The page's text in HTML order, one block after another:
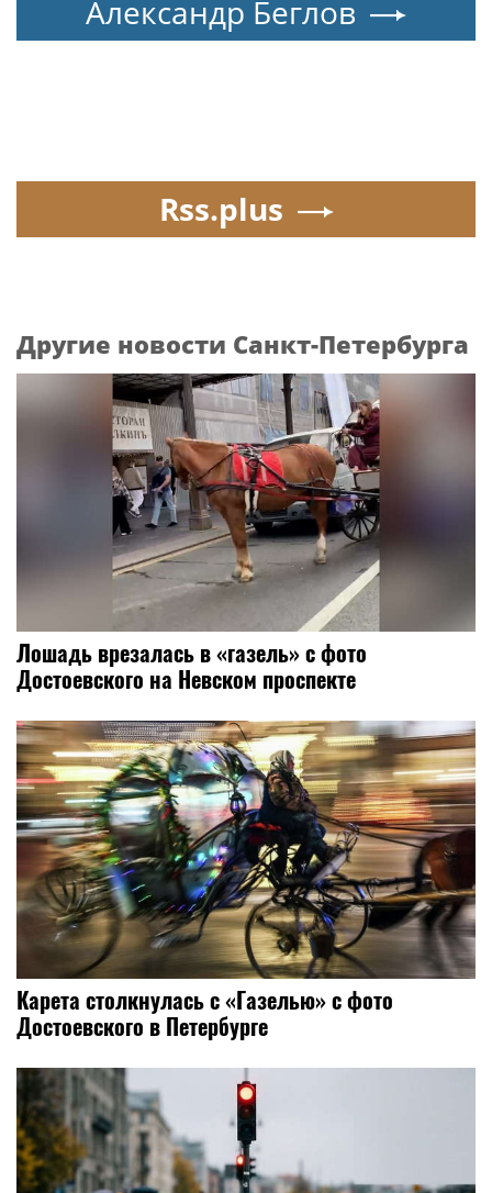
Александр Беглов
Rss.plus
Другие новости Санкт-Петербурга
Лошадь врезалась в «газель» с фото
Достоевского на Невском проспекте
Карета столкнулась с «Газелью» с фото
Достоевского в Петербурге